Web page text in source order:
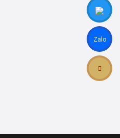
Zalo